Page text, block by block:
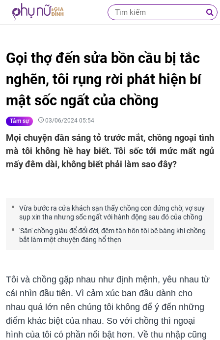
Gọi thợ đến sửa bồn cầu bị tắc
nghẽn, tôi rụng rời phát hiện bí
mật sốc ngất của chồng
Tâm sự 03/06/2024 05:54
Mọi chuyện dần sáng tỏ trước mắt, chồng ngoại tình
mà tôi không hề hay biết. Tôi sốc tới mức mất ngủ
mấy đêm dài, không biết phải làm sao đây?
Vừa bước ra cửa khách sạn thấy chồng con đứng chờ, vợ suy
sụp xin tha nhưng sốc ngất với hành động sau đó của chồng
'Săn' chồng giàu để đổi đời, đêm tân hôn tôi bẽ bàng khi chồng
bắt làm một chuyện đáng hổ thẹn
Tôi và chồng gặp nhau như định mệnh, yêu nhau từ
cái nhìn đầu tiên. Vì cảm xúc ban đầu dành cho
nhau quá lớn nên chúng tôi không để ý đến những
điểm khác biệt của nhau. So với chồng thì ngoại
hình của tôi có phần nổi bật hơn. Về thu nhập cũng